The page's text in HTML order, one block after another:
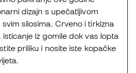
dizajn s upečatljivom
silosima. Crveno i tirkizna
iz gomile dok vas lopta
priliku i nosite iste kopačke